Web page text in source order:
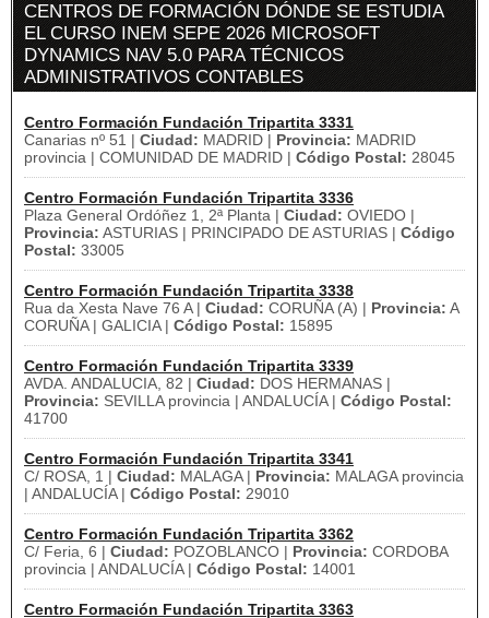
CENTROS DE FORMACIÓN DÓNDE SE ESTUDIA
EL CURSO INEM SEPE 2026 MICROSOFT
DYNAMICS NAV 5.0 PARA TÉCNICOS
ADMINISTRATIVOS CONTABLES
Centro Formación Fundación Tripartita 3331
Canarias nº 51 | Ciudad: MADRID | Provincia: MADRID
provincia | COMUNIDAD DE MADRID | Código Postal: 28045
Centro Formación Fundación Tripartita 3336
Plaza General Ordóñez 1, 2ª Planta | Ciudad: OVIEDO |
Provincia: ASTURIAS | PRINCIPADO DE ASTURIAS | Código
Postal: 33005
Centro Formación Fundación Tripartita 3338
Rua da Xesta Nave 76 A | Ciudad: CORUÑA (A) | Provincia: A
CORUÑA | GALICIA | Código Postal: 15895
Centro Formación Fundación Tripartita 3339
AVDA. ANDALUCIA, 82 | Ciudad: DOS HERMANAS |
Provincia: SEVILLA provincia | ANDALUCÍA | Código Postal:
41700
Centro Formación Fundación Tripartita 3341
C/ ROSA, 1 | Ciudad: MALAGA | Provincia: MALAGA provincia
| ANDALUCÍA | Código Postal: 29010
Centro Formación Fundación Tripartita 3362
C/ Feria, 6 | Ciudad: POZOBLANCO | Provincia: CORDOBA
provincia | ANDALUCÍA | Código Postal: 14001
Centro Formación Fundación Tripartita 3363